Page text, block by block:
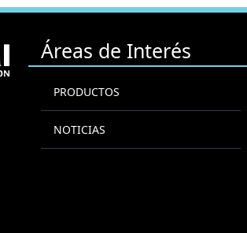
Áreas de Interés
PRODUCTOS
NOTICIAS